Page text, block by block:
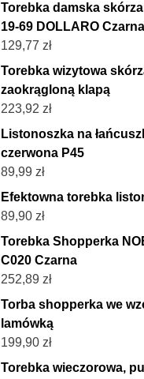
Torebka damska
19-69 DOLLARO Czarna
129,77 zł
Torebka wizytowa
zaokrągloną klapą
223,92 zł
Listonoszka na
czerwona P45
89,99 zł
Efektowna torebka
89,90 zł
Torebka Shopperka
C020 Czarna
252,89 zł
Torba shopperka we
lamówką
199,90 zł
Torebka wieczorowa,